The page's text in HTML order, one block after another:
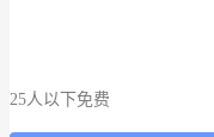
25人以下免费